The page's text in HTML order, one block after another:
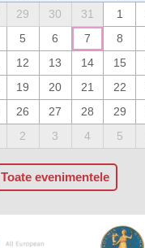
29 30 31 1
5 6 7 8
12 13 14 15
19 20 21 22
26 27 28 29
2 3 4 5
Toate evenimentele